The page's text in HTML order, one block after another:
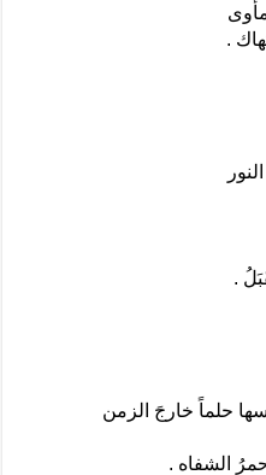
.
.
حلماً خارجَ الزمن
الشفاه .